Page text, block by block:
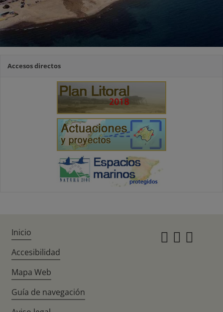
Accesos directos
Inicio
Accesibilidad
Mapa Web
Guía de navegación